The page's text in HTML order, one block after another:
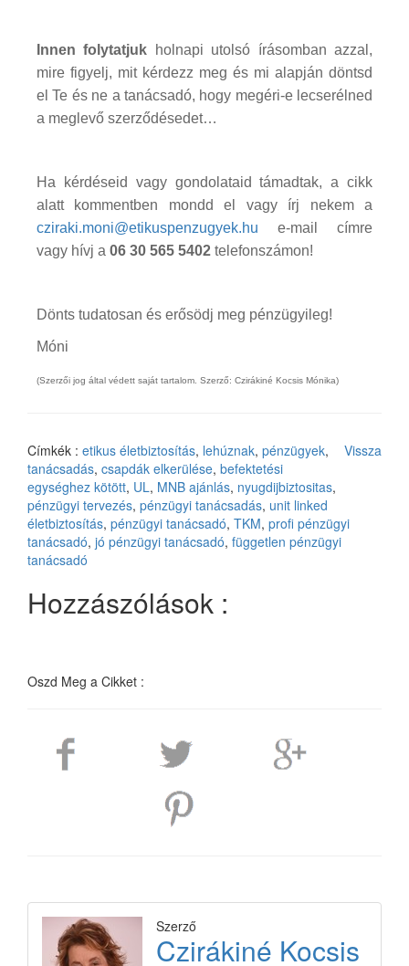
Innen folytatjuk holnapi utolsó írásomban azzal,
mire figyelj, mit kérdezz meg és mi alapján döntsd
el Te és ne a tanácsadó, hogy megéri-e lecserélned
a meglevő szerződésedet…
Ha kérdéseid vagy gondolataid támadtak, a cikk
alatt kommentben mondd el vagy írj nekem a
cziraki.moni@etikuspenzugyek.hu e-mail címre
vagy hívj a 06 30 565 5402 telefonszámon!
Dönts tudatosan és erősödj meg pénzügyileg!
Móni
(Szerzői jog által védett saját tartalom. Szerző: Czirákiné Kocsis Mónika)
Vissza
Címkék : etikus életbiztosítás, lehúznak, pénzügyek,
tanácsadás, csapdák elkerülése, befektetési
egységhez kötött, UL, MNB ajánlás, nyugdijbiztositas,
pénzügyi tervezés, pénzügyi tanácsadás, unit linked
életbiztosítás, pénzügyi tanácsadó, TKM, profi pénzügyi
tanácsadó, jó pénzügyi tanácsadó, független pénzügyi
tanácsadó
Hozzászólások :
Oszd Meg a Cikket :
Szerző
Czirákiné Kocsis